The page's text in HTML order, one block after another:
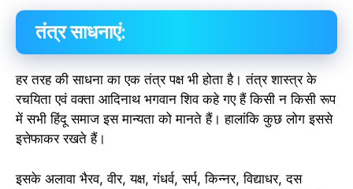
तंत्र साधनाएं:
हर तरह की साधना का एक तंत्र पक्ष भी होता है। तंत्र शास्त्र के
रचयिता एवं वक्ता आदिनाथ भगवान शिव कहे गए हैं किसी न किसी रूप
में सभी हिंदू समाज इस मान्यता को मानते हैं। हालांकि कुछ लोग इससे
इत्तेफाकर रखते हैं।
इसके अलावा भैरव, वीर, यक्ष, गंधर्व, सर्प, किन्नर, विद्याधर, दस